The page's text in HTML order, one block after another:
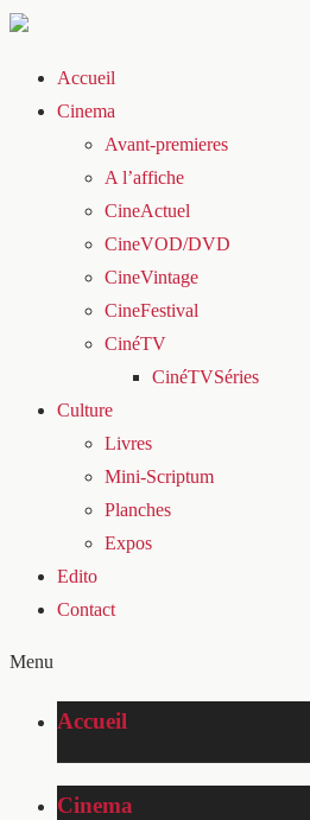
Accueil
Cinema
Avant-premieres
A l’affiche
CineActuel
CineVOD/DVD
CineVintage
CineFestival
CinéTV
CinéTVSéries
Culture
Livres
Mini-Scriptum
Planches
Expos
Edito
Contact
Menu
Accueil
Cinema